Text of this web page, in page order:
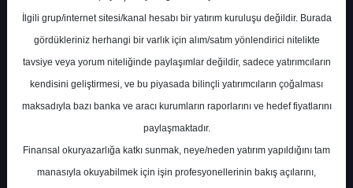
En Yüksek Tahmin 364,70 ₺
Ortalama Fiyat Tahmini 259,86 ₺
Ortalama Getiri Potansiyeli %69.29
İlgili grup/internet sitesi/kanal hesabı bir yatırım kuruluşu değildir. Burada
gördükleriniz herhangi bir varlık için alım/satım yönlendirici nitelikte
tavsiye veya yorum niteliğinde paylaşımlar değildir, sadece yatırımcıların
kendisini geliştirmesi, ve bu piyasada bilinçli yatırımcıların çoğalması
maksadıyla bazı banka ve aracı kurumların raporlarını ve hedef fiyatlarını
paylaşmaktadır.
Finansal okuryazarlığa katkı sunmak, neye/neden yatırım yapıldığını tam
manasıyla okuyabilmek için işin profesyonellerinin bakış açılarını,